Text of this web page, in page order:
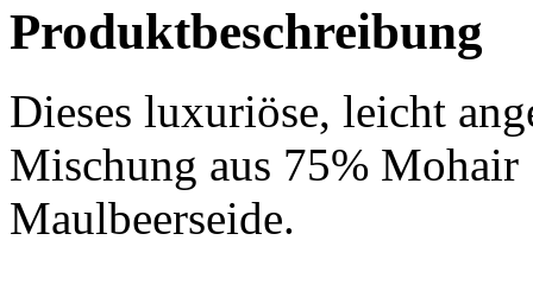
Produktbeschreibung
Dieses luxuriöse, leicht
Mischung aus 75%
Maulbeerseide.